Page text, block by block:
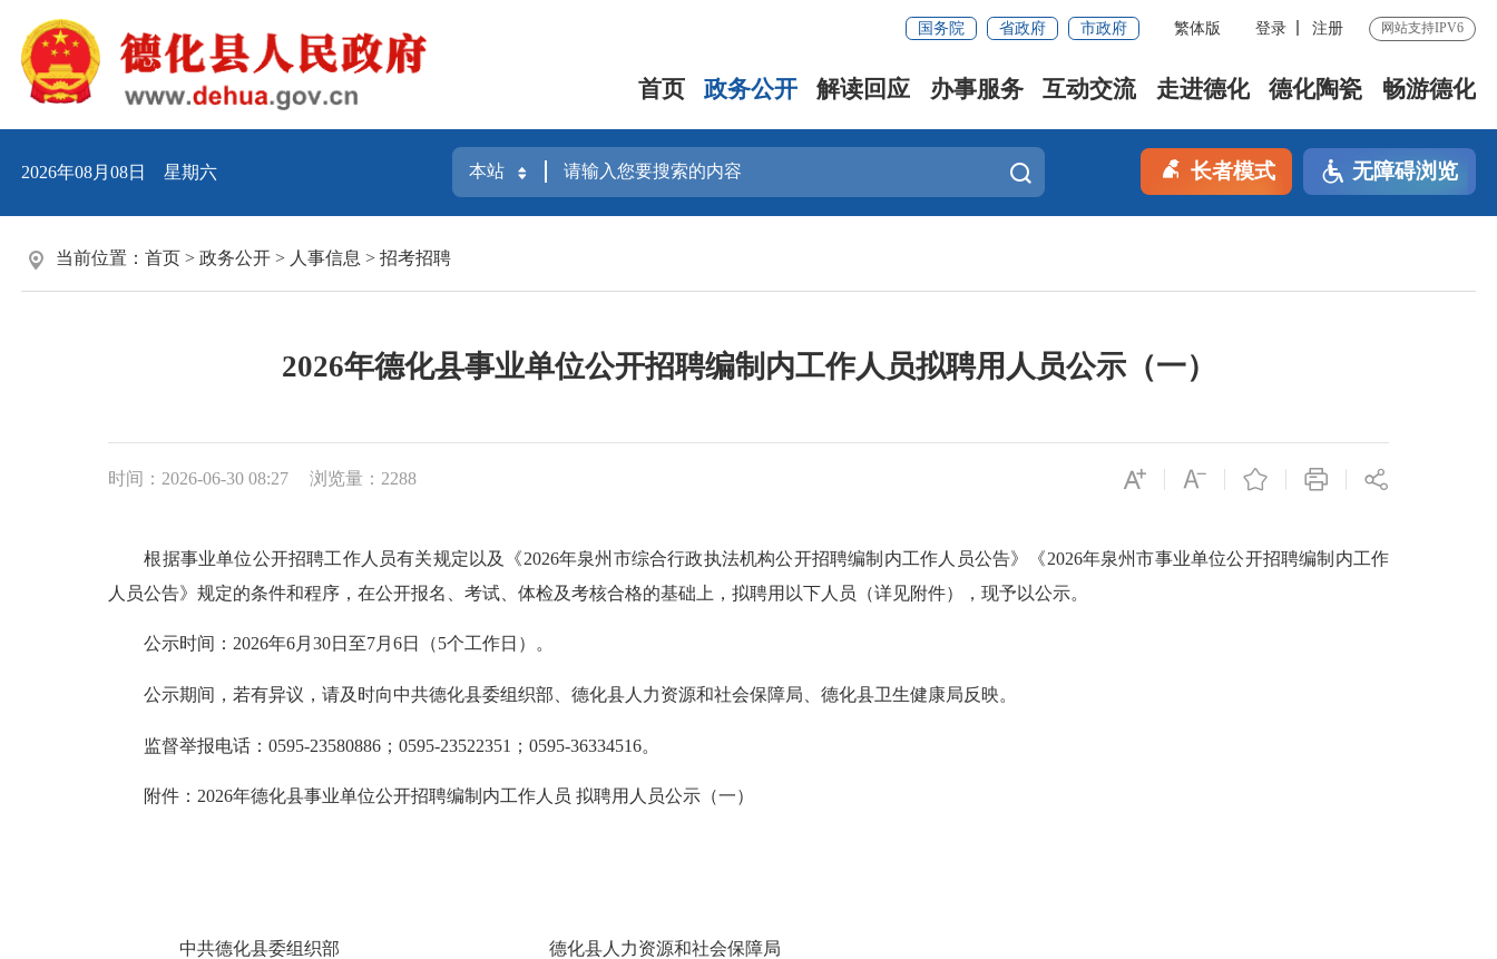
国务院 省政府 市政府 繁体版 登录 注册 网站支持IPV6
首页 政务公开 解读回应 办事服务 互动交流 走进德化 德化陶瓷 畅游德化
2026年08月08日 星期六 长者模式 无障碍浏览
当前位置： 首页 > 政务公开 > 人事信息 > 招考招聘
2026年德化县事业单位公开招聘编制内工作人员拟聘用人员公示（一）
时间：2026-06-30 08:27 浏览量： 2288
根据事业单位公开招聘工作人员有关规定以及《2026年泉州市综合行政执法机构公开招聘编制内工作人员公告》《2026年泉州市事业单位公开招聘编制内工作
人员公告》规定的条件和程序，在公开报名、考试、体检及考核合格的基础上，拟聘用以下人员（详见附件），现予以公示。
公示时间：2026年6月30日至7月6日（5个工作日）。
公示期间，若有异议，请及时向中共德化县委组织部、德化县人力资源和社会保障局、德化县卫生健康局反映。
监督举报电话：0595-23580886；0595-23522351；0595-36334516。
附件：2026年德化县事业单位公开招聘编制内工作人员 拟聘用人员公示（一）
中共德化县委组织部 德化县人力资源和社会保障局